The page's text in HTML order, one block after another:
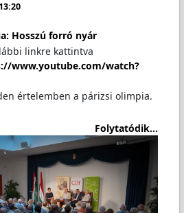
Hosszú forró nyár
linkre kattintva
www.youtube.com/watch?
értelemben a párizsi olimpia.
Folytatódik...